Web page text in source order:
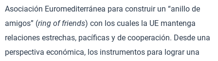
Asociación Euromediterránea para construir un “anillo de
amigos” (ring of friends) con los cuales la UE mantenga
relaciones estrechas, pacíficas y de cooperación. Desde una
perspectiva económica, los instrumentos para lograr una